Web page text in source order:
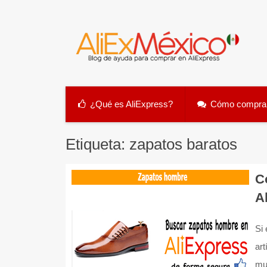
¿Qué es AliExpress? Cómo
Etiqueta: zapatos baratos
Si